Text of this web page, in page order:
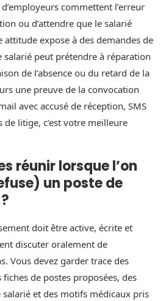
commettent l’erreur
ou d’attendre que le salarié
attitude expose à des demandes de
salarié peut prétendre à réparation
de l’absence ou du retard de la
une preuve de la convocation
avec accusé de réception, SMS
de litige, c’est votre meilleure
réunir lorsque l’on
un poste de
doit être active, écrite et
discuter oralement de
Vous devez garder trace des
de postes proposées, des
salarié et des motifs médicaux pris